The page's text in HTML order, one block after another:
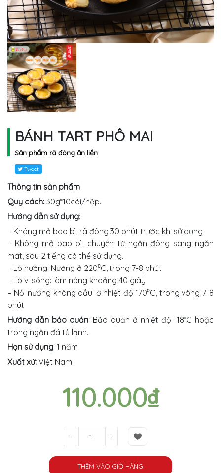
BÁNH TART PHÔ MAI
Sản phẩm rã đông ăn liền
Tweet
Thông tin sản phẩm
Quy cách: 30g*10cái/hộp.
Hướng dẫn sử dụng:
– Không mở bao bì, rã đông 30 phút trước khi sử dụng
– Không mở bao bì, chuyển từ ngăn đông sang ngăn
mát, sau 2 tiếng có thể sử dụng.
– Lò nướng: Nướng ở 220⁰C, trong 7-8 phút
– Lò vi sóng: làm nóng khoảng 40 giây
– Nồi nướng không dầu: ở nhiệt độ 170⁰C, trong vòng 7-8
phút
Hướng dẫn bảo quản: Bảo quản ở nhiệt độ -18°C hoặc
trong ngăn đá tủ lạnh.
Hạn sử dụng: 1 năm
Xuất xứ: Việt Nam
110.000₫
Số lượng
THÊM VÀO GIỎ HÀNG